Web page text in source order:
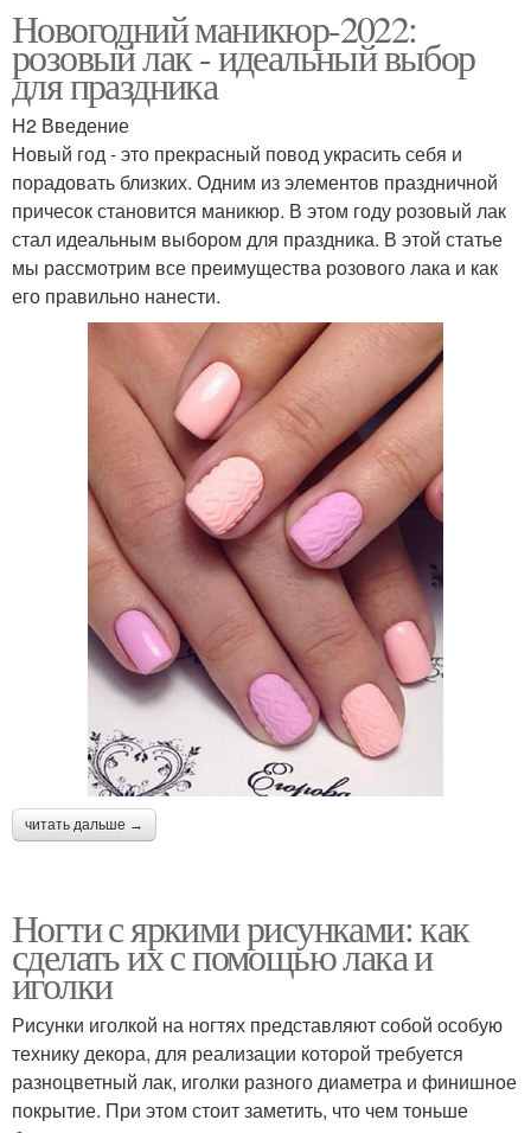
Новогодний маникюр-2022:
розовый лак - идеальный выбор
для праздника
H2 Введение
Новый год - это прекрасный повод украсить себя и
порадовать близких. Одним из элементов праздничной
причесок становится маникюр. В этом году розовый лак
стал идеальным выбором для праздника. В этой статье
мы рассмотрим все преимущества розового лака и как
его правильно нанести.
читать дальше →
Ногти с яркими рисунками: как
сделать их с помощью лака и
иголки
Рисунки иголкой на ногтях представляют собой особую
технику декора, для реализации которой требуется
разноцветный лак, иголки разного диаметра и финишное
покрытие. При этом стоит заметить, что чем тоньше